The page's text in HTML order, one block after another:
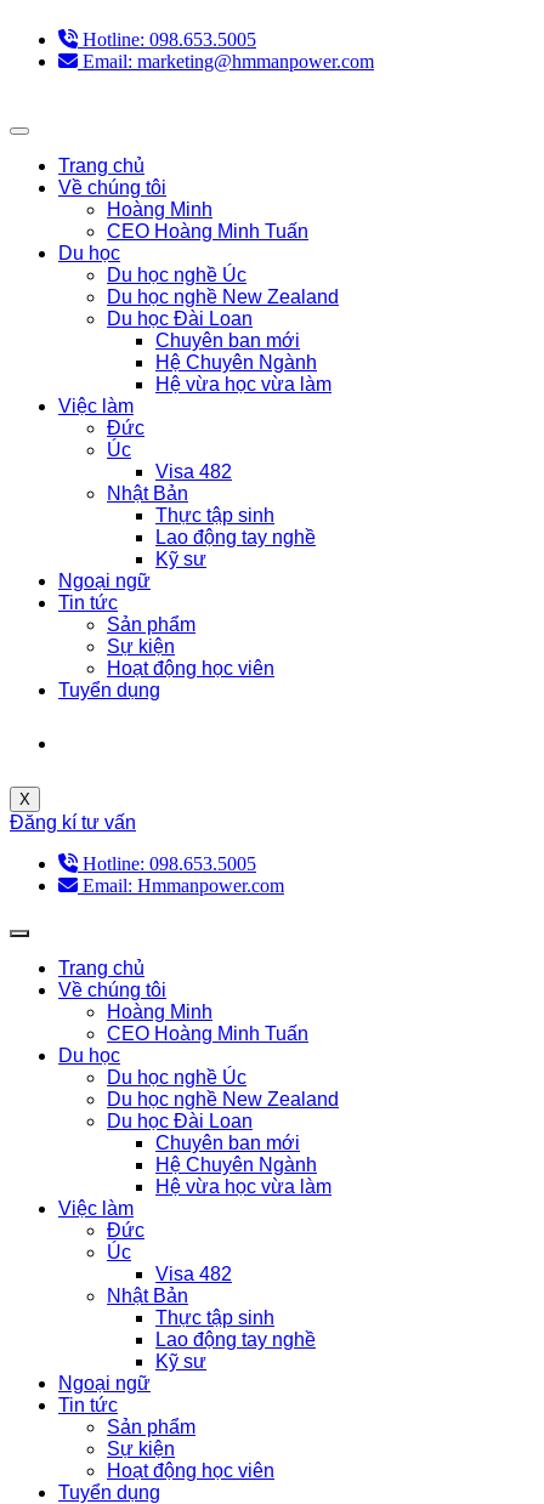
Hotline: 098.653.5005
Email: marketing@hmmanpower.com
Trang chủ
Về chúng tôi
Hoàng Minh
CEO Hoàng Minh Tuấn
Du học
Du học nghề Úc
Du học nghề New Zealand
Du học Đài Loan
Chuyên ban mới
Hệ Chuyên Ngành
Hệ vừa học vừa làm
Việc làm
Đức
Úc
Visa 482
Nhật Bản
Thực tập sinh
Lao động tay nghề
Kỹ sư
Ngoại ngữ
Tin tức
Sản phẩm
Sự kiện
Hoạt động học viên
Tuyển dụng
X
Đăng kí tư vấn
Hotline: 098.653.5005
Email: Hmmanpower.com
Trang chủ
Về chúng tôi
Hoàng Minh
CEO Hoàng Minh Tuấn
Du học
Du học nghề Úc
Du học nghề New Zealand
Du học Đài Loan
Chuyên ban mới
Hệ Chuyên Ngành
Hệ vừa học vừa làm
Việc làm
Đức
Úc
Visa 482
Nhật Bản
Thực tập sinh
Lao động tay nghề
Kỹ sư
Ngoại ngữ
Tin tức
Sản phẩm
Sự kiện
Hoạt động học viên
Tuyển dụng